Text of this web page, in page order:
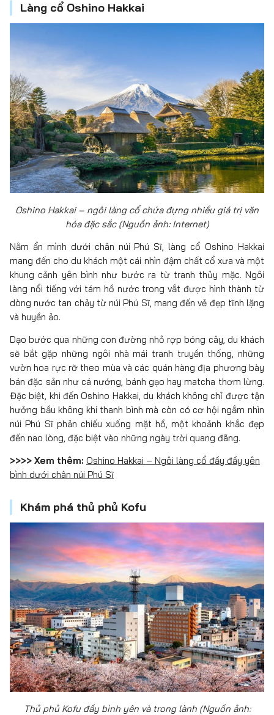
Làng cổ Oshino Hakkai
Oshino Hakkai – ngôi làng cổ chứa đựng nhiều giá trị văn
hóa đặc sắc (Nguồn ảnh: Internet)
Nằm ẩn mình dưới chân núi Phú Sĩ, làng cổ Oshino Hakkai
mang đến cho du khách một cái nhìn đậm chất cổ xưa và một
khung cảnh yên bình như bước ra từ tranh thủy mặc. Ngôi
làng nổi tiếng với tám hồ nước trong vắt được hình thành từ
dòng nước tan chảy từ núi Phú Sĩ, mang đến vẻ đẹp tĩnh lặng
và huyền ảo.
Dạo bước qua những con đường nhỏ rợp bóng cây, du khách
sẽ bắt gặp những ngôi nhà mái tranh truyền thống, những
vườn hoa rực rỡ theo mùa và các quán hàng địa phương bày
bán đặc sản như cá nướng, bánh gạo hay matcha thơm lừng.
Đặc biệt, khi đến Oshino Hakkai, du khách không chỉ được tận
hưởng bầu không khí thanh bình mà còn có cơ hội ngắm nhìn
núi Phú Sĩ phản chiếu xuống mặt hồ, một khoảnh khắc đẹp
đến nao lòng, đặc biệt vào những ngày trời quang đãng.
>>>> Xem thêm: Oshino Hakkai – Ngôi làng cổ đầy đầy yên
bình dưới chân núi Phú Sĩ
Khám phá thủ phủ Kofu
Thủ phủ Kofu đầy bình yên và trong lành (Nguồn ảnh: